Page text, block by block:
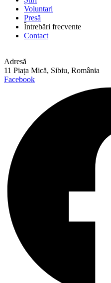
Voluntari
Presă
Întrebări frecvente
Contact
Adresă
11 Piața Mică, Sibiu, România
Facebook